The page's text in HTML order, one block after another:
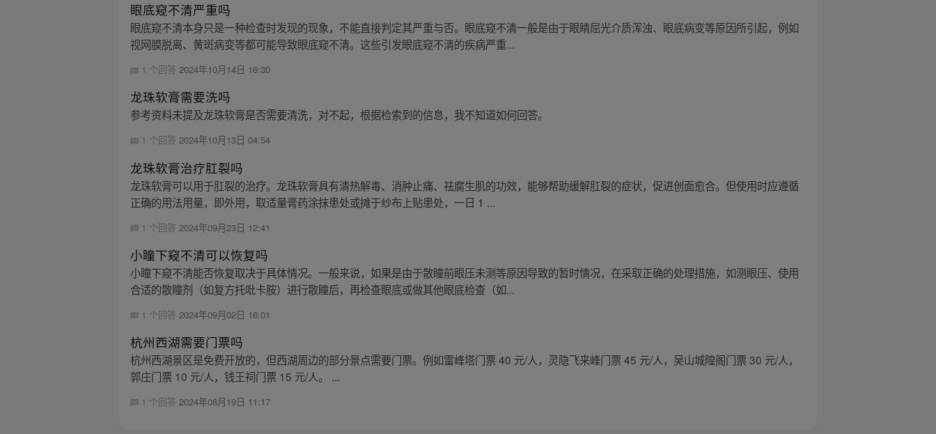
眼底窥不清严重吗
眼底窥不清本身只是一种检查时发现的现象，不能直接判定其严重与否。眼底窥不清一般是由于眼睛屈光介质浑浊、眼底病变等原因所引起，例如
视网膜脱离、黄斑病变等都可能导致眼底窥不清。这些引发眼底窥不清的疾病严重...
1 个回答2024年10月14日 16:30
龙珠软膏需要洗吗
参考资料未提及龙珠软膏是否需要清洗，对不起，根据检索到的信息，我不知道如何回答。
1 个回答2024年10月13日 04:54
龙珠软膏治疗肛裂吗
龙珠软膏可以用于肛裂的治疗。龙珠软膏具有清热解毒、消肿止痛、祛腐生肌的功效，能够帮助缓解肛裂的症状，促进创面愈合。但使用时应遵循
正确的用法用量，即外用，取适量膏药涂抹患处或摊于纱布上贴患处，一日 1 ...
1 个回答 2024年09月23日 12:41
小瞳下窥不清可以恢复吗
小瞳下窥不清能否恢复取决于具体情况。一般来说，如果是由于散瞳前眼压未测等原因导致的暂时情况，在采取正确的处理措施，如测眼压、使用
合适的散瞳剂（如复方托吡卡胺）进行散瞳后，再检查眼底或做其他眼底检查（如...
1 个回答 2024年09月02日 16:01
杭州西湖需要门票吗
杭州西湖景区是免费开放的，但西湖周边的部分景点需要门票。例如雷峰塔门票 40 元/人，灵隐飞来峰门票 45 元/人，吴山城隍阁门票 30 元/人，
郭庄门票 10 元/人，钱王祠门票 15 元/人。 ...
1 个回答2024年08月19日 11:17